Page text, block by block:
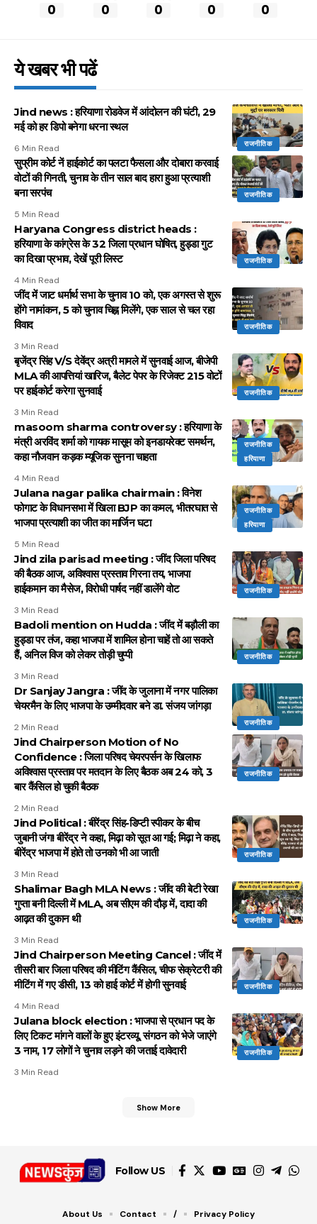
0 0 0 0 0
ये खबर भी पढें
राजनीतिक
Jind news : हरियाणा रोडवेज में आंदोलन की घंटी, 29
मई को हर डिपो बनेगा धरना स्थल
6 Min Read
राजनीतिक
सुप्रीम कोर्ट नें हाईकोर्ट का पलटा फैसला और दोबारा करवाई
वोटों की गिनती, चुनाव के तीन साल बाद हारा हुआ प्रत्याशी
बना सरपंच
5 Min Read
राजनीतिक
Haryana Congress district heads :
हरियाणा के कांग्रेस के 32 जिला प्रधान घोषित, हुड्डा गुट
का दिखा प्रभाव, देखें पूरी लिस्ट
4 Min Read
राजनीतिक
जींद में जाट धर्मार्थ सभा के चुनाव 10 को, एक अगस्त से शुरू
होंगे नामांकन, 5 को चुनाव चिह्न मिलेंगे, एक साल से चल रहा
विवाद
3 Min Read
राजनीतिक
बृजेंद्र सिंह V/S देवेंद्र अत्री मामले में सुनवाई आज, बीजेपी
MLA की आपत्तियां खारिज, बैलेट पेपर के रिजेक्ट 215 वोटों
पर हाईकोर्ट करेगा सुनवाई
3 Min Read
राजनीतिक
हरियाणा
masoom sharma controversy : हरियाणा के
मंत्री अरविंद शर्मा को गायक मासूम को इनडायरेक्ट समर्थन,
कहा नौजवान कड़क म्यूजिक सुनना चाहता
4 Min Read
राजनीतिक
हरियाणा
Julana nagar palika chairmain : विनेश
फोगाट के विधानसभा में खिला BJP का कमल, भीतरघात से
भाजपा प्रत्याशी का जीत का मार्जिन घटा
5 Min Read
राजनीतिक
Jind zila parisad meeting : जींद जिला परिषद
की बैठक आज, अविश्वास प्रस्ताव गिरना तय, भाजपा
हाईकमान का मैसेज, विरोधी पार्षद नहीं डालेंगे वोट
3 Min Read
राजनीतिक
Badoli mention on Hudda : जींद में बड़ौली का
हुड्डा पर तंज, कहा भाजपा में शामिल होना चाहें तो आ सकते
हैं, अनिल विज को लेकर तोड़ी चुप्पी
3 Min Read
राजनीतिक
Dr Sanjay Jangra : जींद के जुलाना में नगर पालिका
चेयरमैन के लिए भाजपा के उम्मीदवार बने डा. संजय जांगड़ा
2 Min Read
राजनीतिक
Jind Chairperson Motion of No
Confidence : जिला परिषद चेयरपर्सन के खिलाफ
अविश्वास प्रस्ताव पर मतदान के लिए बैठक अब 24 को, 3
बार कैंसिल हो चुकी बैठक
2 Min Read
राजनीतिक
Jind Political : बीरेंद्र सिंह-डिप्टी स्पीकर के बीच
जुबानी जंग! बीरेंद्र ने कहा, मिढ़ा को सूत आ गई; मिढ़ा ने कहा,
बीरेंद्र भाजपा में होते तो उनको भी आ जाती
3 Min Read
राजनीतिक
Shalimar Bagh MLA News : जींद की बेटी रेखा
गुप्ता बनी दिल्ली में MLA, अब सीएम की दौड़ में, दादा की
आढ़त की दुकान थी
3 Min Read
राजनीतिक
Jind Chairperson Meeting Cancel : जींद में
तीसरी बार जिला परिषद की मीटिंग कैंसिल, चीफ सेक्रेटरी की
मीटिंग में गए डीसी, 13 को हाई कोर्ट में होगी सुनवाई
4 Min Read
राजनीतिक
Julana block election : भाजपा से प्रधान पद के
लिए टिकट मांगने वालों के हुए इंटरव्यू, संगठन को भेजे जाएंगे
3 नाम, 17 लोगों ने चुनाव लड़ने की जताई दावेदारी
3 Min Read
Show More
Follow US
About Us Contact /
Privacy Policy